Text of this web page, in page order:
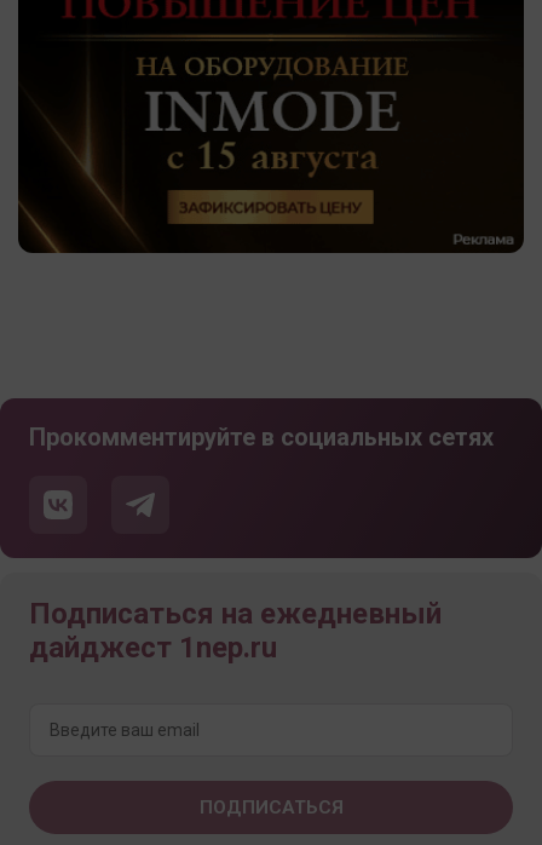
Прокомментируйте в социальных сетях
Подписаться на ежедневный
дайджест 1nep.ru